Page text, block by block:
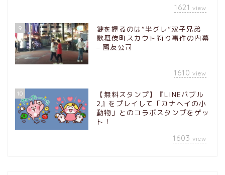
1621 view
9
鍵を握るのは“半グレ”双子兄弟
歌舞伎町スカウト狩り事件の内幕
– 國友公司
1610 view
10
【無料スタンプ】『LINEバブル
2』をプレイして「カナヘイの小
動物」とのコラボスタンプをゲッ
ト！
1603 view